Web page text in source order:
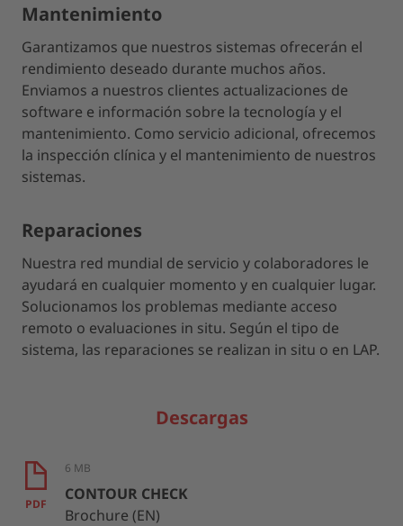
Mantenimiento
Garantizamos que nuestros sistemas ofrecerán el
rendimiento deseado durante muchos años.
Enviamos a nuestros clientes actualizaciones de
software e información sobre la tecnología y el
mantenimiento. Como servicio adicional, ofrecemos
la inspección clínica y el mantenimiento de nuestros
sistemas.
Reparaciones
Nuestra red mundial de servicio y colaboradores le
ayudará en cualquier momento y en cualquier lugar.
Solucionamos los problemas mediante acceso
remoto o evaluaciones in situ. Según el tipo de
sistema, las reparaciones se realizan in situ o en LAP.
Descargas
PDF
6 MB
CONTOUR CHECK
Brochure (EN)